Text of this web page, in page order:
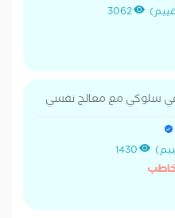
3062
سلوكي مع معالج نفسي
1430